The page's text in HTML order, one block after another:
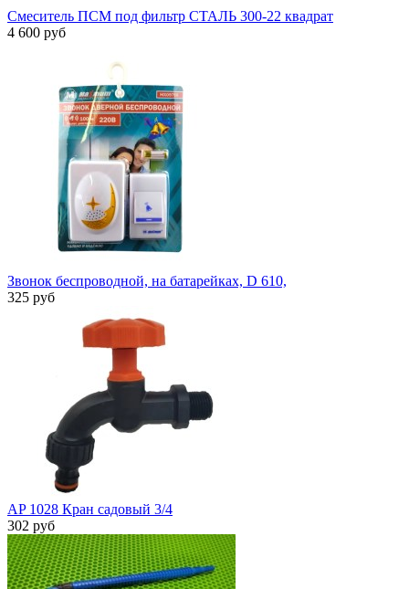
Смеситель ПСМ под фильтр СТАЛЬ 300-22 квадрат
4 600 руб
Звонок беспроводной, на батарейках, D 610,
325 руб
AP 1028 Кран садовый 3/4
302 руб